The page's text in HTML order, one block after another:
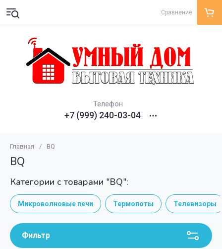
Телефон
+7 (999) 240-03-04
Сравнение
Главная / BQ
BQ
Категории с товарами "BQ":
Микроволновые печи Термопоты Телевизоры
Фильтр